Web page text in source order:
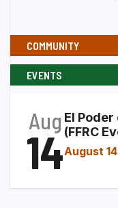
COMMUNITY
EVENTS
Aug
14
El
(FFRC
August